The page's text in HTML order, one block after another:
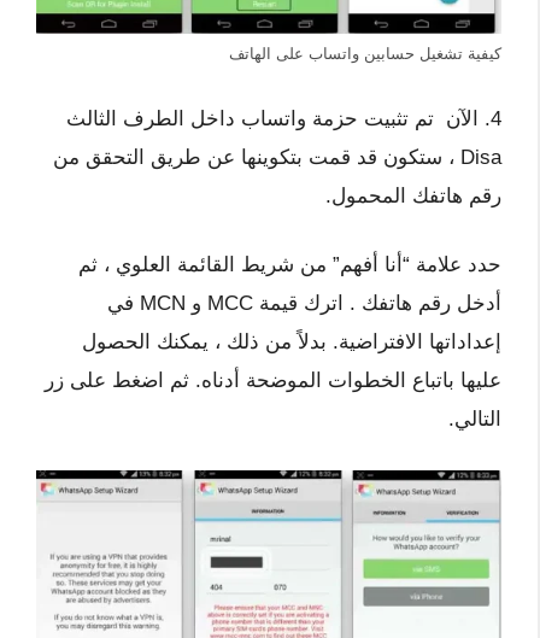
كيفية تشغيل حسابين واتساب على الهاتف
4. الآن تم تثبيت حزمة واتساب داخل الطرف الثالث
Disa ، ستكون قد قمت بتكوينها عن طريق التحقق من
رقم هاتفك المحمول.
حدد علامة “أنا أفهم” من شريط القائمة العلوي ، ثم
أدخل رقم هاتفك . اترك قيمة MCC و MCN في
إعداداتها الافتراضية. بدلاً من ذلك ، يمكنك الحصول
عليها باتباع الخطوات الموضحة أدناه. ثم اضغط على زر
التالي.